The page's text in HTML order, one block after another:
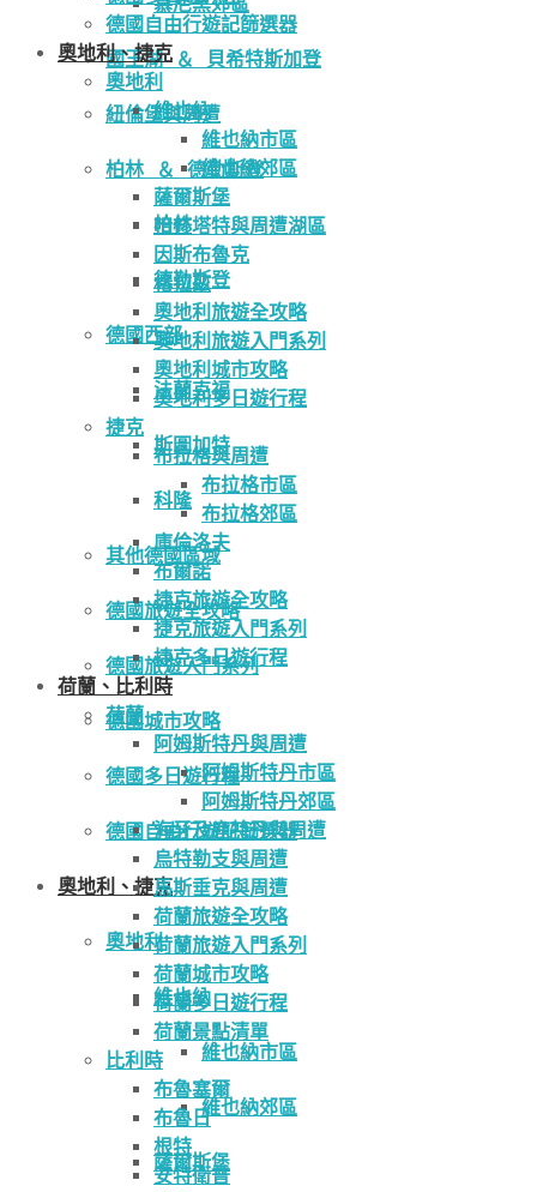
國王湖 ＆ 貝希特斯加登
紐倫堡與周遭
柏林 ＆ 德勒斯登
柏林
德勒斯登
德國西部
法蘭克福
斯圖加特
科隆
其他德國區域
德國旅遊全攻略
德國旅遊入門系列
德國城市攻略
德國多日遊行程
德國自由行遊記篩選器
奧地利、捷克
奧地利
維也納
維也納市區
維也納郊區
薩爾斯堡
德國自由行遊記篩選器
奧地利、捷克
奧地利
維也納
維也納市區
維也納郊區
薩爾斯堡
哈修塔特與周遭湖區
因斯布魯克
格拉茲
奧地利旅遊全攻略
奧地利旅遊入門系列
奧地利城市攻略
奧地利多日遊行程
捷克
布拉格與周遭
布拉格市區
布拉格郊區
庫倫洛夫
布爾諾
捷克旅遊全攻略
捷克旅遊入門系列
捷克多日遊行程
荷蘭、比利時
荷蘭
阿姆斯特丹與周遭
阿姆斯特丹市區
阿姆斯特丹郊區
海牙及鹿特丹與周遭
烏特勒支與周遭
馬斯垂克與周遭
荷蘭旅遊全攻略
荷蘭旅遊入門系列
荷蘭城市攻略
荷蘭多日遊行程
荷蘭景點清單
比利時
布魯塞爾
布魯日
根特
安特衛普